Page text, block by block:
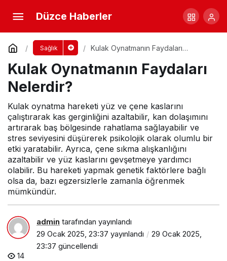
Düzce Haberler
Sağlık
Kulak Oynatmanın Faydaları
Kulak Oynatmanın Faydaları
Nelerdir?
Kulak oynatma hareketi yüz ve çene kaslarını
çalıştırarak kas gerginliğini azaltabilir, kan dolaşımını
artırarak baş bölgesinde rahatlama sağlayabilir ve
stres seviyesini düşürerek psikolojik olarak olumlu bir
etki yaratabilir. Ayrıca, çene sıkma alışkanlığını
azaltabilir ve yüz kaslarını gevşetmeye yardımcı
olabilir. Bu hareketi yapmak genetik faktörlere bağlı
olsa da, bazı egzersizlerle zamanla öğrenmek
mümkündür.
admin tarafından yayınlandı
29 Ocak 2025, 23:37 yayınlandı
29 Ocak 2025,
23:37 güncellendi
14
Kağıt Yemenin Zararları Nelerdir?
Yorum Yap